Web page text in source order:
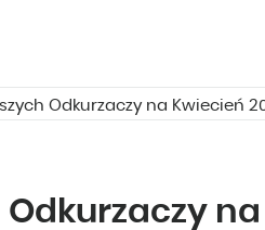
Odkurzaczy na Kwiecień
Odkurzaczy